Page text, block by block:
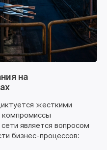
на
жесткими
компромиссы
является вопросом
бизнес-процессов: